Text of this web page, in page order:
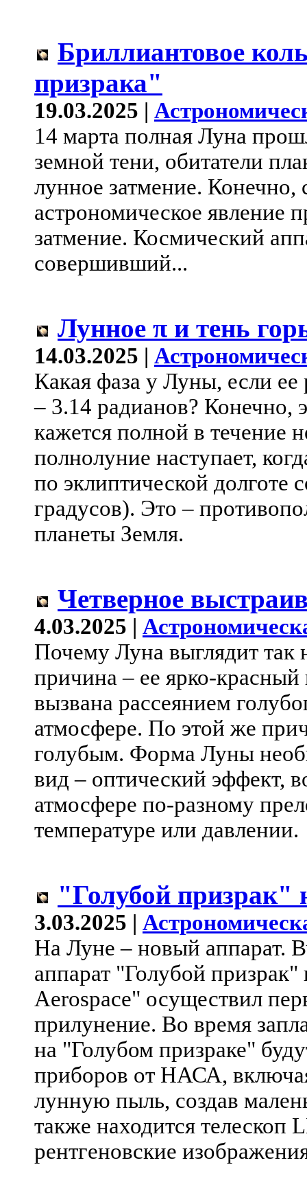
Бриллиантовое
призрака"
19.03.2025 |
14 марта полная Луна
земной тени, обитатели
лунное затмение.
астрономическое явление
затмение. Космический
совершивший...
Лунное π и тень
14.03.2025 |
Какая фаза у Луны, если ее
– 3.14 радианов? Конечно,
кажется полной в течение
полнолуние наступает,
по эклиптической долготе
градусов). Это –
планеты Земля.
Четверное
4.03.2025 |
Почему Луна выглядит так
причина – ее ярко-красный
вызвана рассеянием
атмосфере. По этой же
голубым. Форма Луны
вид – оптический эффект,
атмосфере по-разному
температуре или давлении.
"Голубой призрак"
3.03.2025 |
На Луне – новый аппарат.
аппарат "Голубой
Aerospace" осуществил
прилунение. Во время
на "Голубом призраке"
приборов от НАСА,
лунную пыль, создав
также находится телескоп
рентгеновские